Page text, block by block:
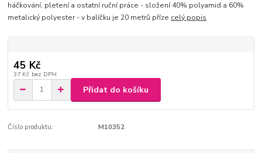
háčkování, pletení a ostatní ruční práce - složení 40% polyamid a 60%
metalický polyester - v balíčku je 20 metrů příze celý popis
45 Kč
37 Kč bez DPH
Přidat do košíku
Číslo produktu: M10352